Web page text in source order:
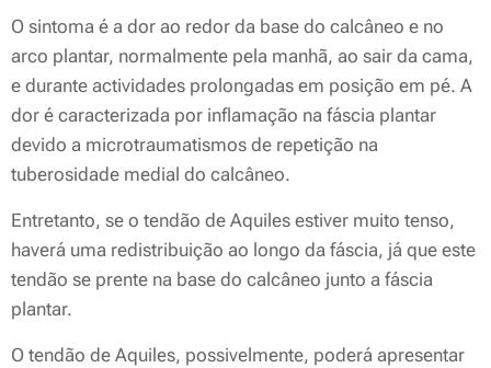
O sintoma é a dor ao redor da base do calcâneo e no
arco plantar, normalmente pela manhã, ao sair da cama,
e durante actividades prolongadas em posição em pé. A
dor é caracterizada por inflamação na fáscia plantar
devido a microtraumatismos de repetição na
tuberosidade medial do calcâneo.
Entretanto, se o tendão de Aquiles estiver muito tenso,
haverá uma redistribuição ao longo da fáscia, já que este
tendão se prente na base do calcâneo junto a fáscia
plantar.
O tendão de Aquiles, possivelmente, poderá apresentar